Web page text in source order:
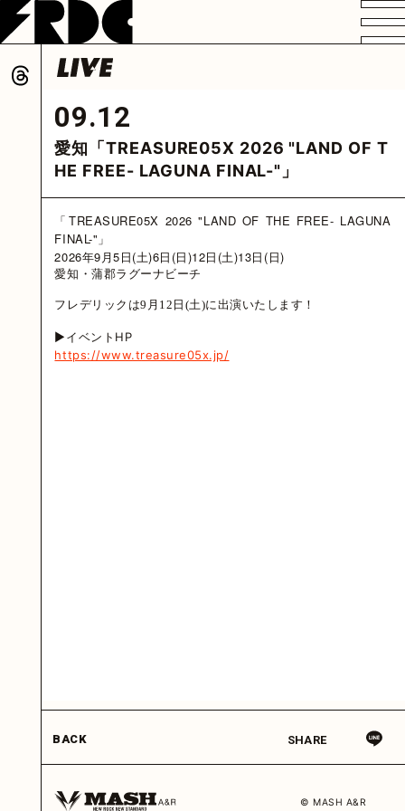
VIDEO
DISCOGRAPHY
GOODS
HOME
09.12
愛知「TREASURE05X 2026 "LAND OF T
HE FREE- LAGUNA FINAL-"」
「TREASURE05X 2026 "LAND OF THE FREE- LAGUNA
FINAL-"」
2026年9月5日(土)6日(日)12日(土)13日(日)
愛知・蒲郡ラグーナビーチ
フレデリックは9月12日(土)に出演いたします！
▶イベントHP
https://www.treasure05x.jp/
BACK SHARE
© MASH A&R